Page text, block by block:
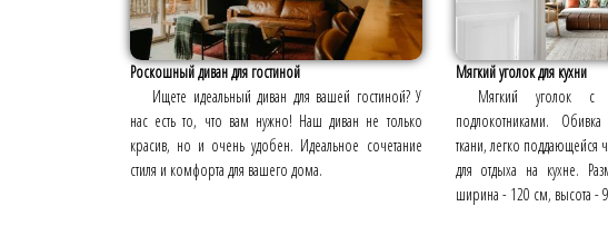
Роскошный диван для гостиной
Ищете идеальный диван для вашей гостиной? У
нас есть то, что вам нужно! Наш диван не только
красив, но и очень удобен. Идеальное сочетание
стиля и комфорта для вашего дома.
Мягкий уголок для кухни
Мягкий уголок с
подлокотниками.
ткани, легко поддающейся
для отдыха на кухне.
ширина - 120 см, высота -